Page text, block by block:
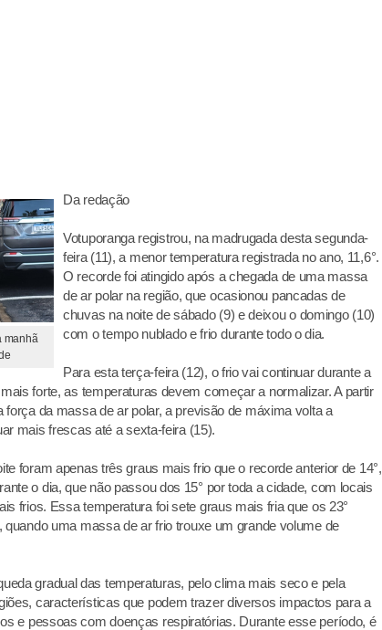
manhã
Da redação
Votuporanga registrou, na madrugada desta segunda-
feira (11), a menor temperatura registrada no ano, 11,6°.
O recorde foi atingido após a chegada de uma massa
de ar polar na região, que ocasionou pancadas de
chuvas na noite de sábado (9) e deixou o domingo (10)
com o tempo nublado e frio durante todo o dia.
Para esta terça-feira (12), o frio vai continuar durante a
forte, as temperaturas devem começar a normalizar. A partir
da massa de ar polar, a previsão de máxima volta a
mais frescas até a sexta-feira (15).
foram apenas três graus mais frio que o recorde anterior de 14°,
o dia, que não passou dos 15° por toda a cidade, com locais
frios. Essa temperatura foi sete graus mais fria que os 23°
quando uma massa de ar frio trouxe um grande volume de
gradual das temperaturas, pelo clima mais seco e pela
características que podem trazer diversos impactos para a
e pessoas com doenças respiratórias. Durante esse período, é